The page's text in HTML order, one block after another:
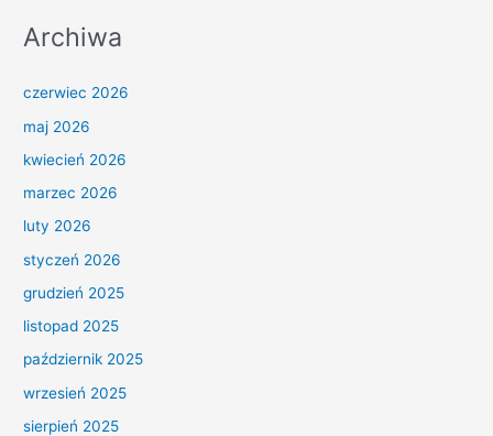
Archiwa
czerwiec 2026
maj 2026
kwiecień 2026
marzec 2026
luty 2026
styczeń 2026
grudzień 2025
listopad 2025
październik 2025
wrzesień 2025
sierpień 2025